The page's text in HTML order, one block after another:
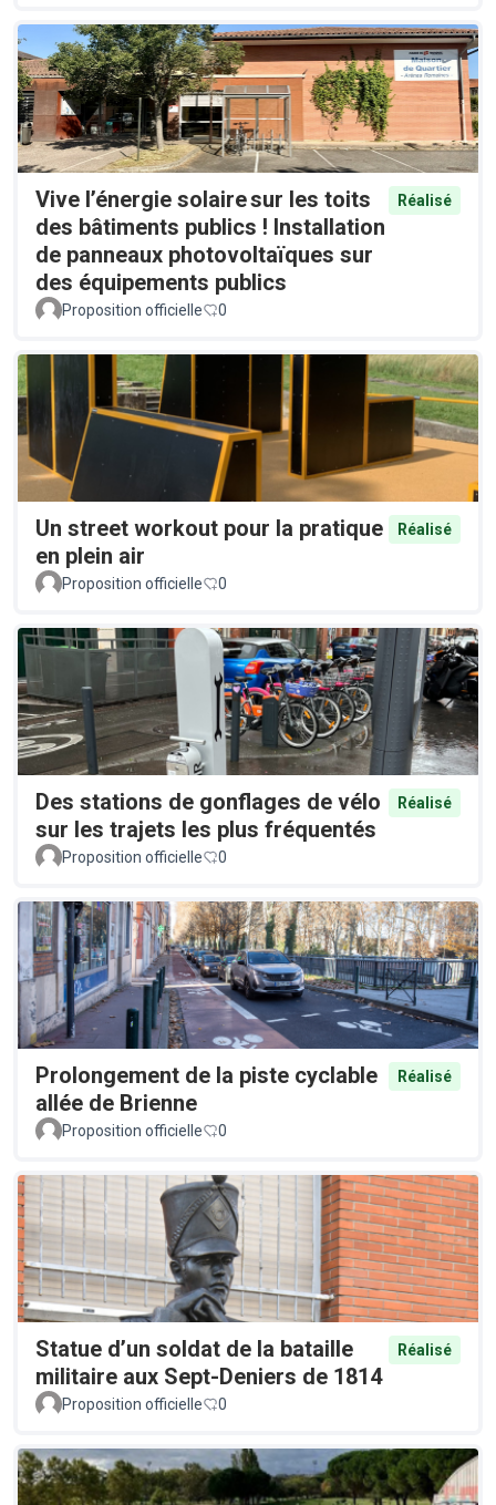
Vive l’énergie solaire sur les toits
des bâtiments publics ! Installation
de panneaux photovoltaïques sur
des équipements publics
Réalisé
Proposition officielle 0
Un street workout pour la pratique
en plein air
Réalisé
Proposition officielle 0
Des stations de gonflages de vélo
sur les trajets les plus fréquentés
Réalisé
Proposition officielle 0
Prolongement de la piste cyclable
allée de Brienne
Réalisé
Proposition officielle 0
Statue d’un soldat de la bataille
militaire aux Sept-Deniers de 1814
Réalisé
Proposition officielle 0